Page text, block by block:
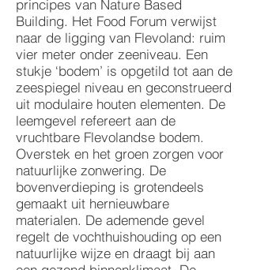
principes van Nature Based
Building. Het Food Forum verwijst
naar de ligging van Flevoland: ruim
vier meter onder zeeniveau. Een
stukje ‘bodem’ is opgetild tot aan de
zeespiegel niveau en geconstrueerd
uit modulaire houten elementen. De
leemgevel refereert aan de
vruchtbare Flevolandse bodem.
Overstek en het groen zorgen voor
natuurlijke zonwering. De
bovenverdieping is grotendeels
gemaakt uit hernieuwbare
materialen. De ademende gevel
regelt de vochthuishouding op een
natuurlijke wijze en draagt bij aan